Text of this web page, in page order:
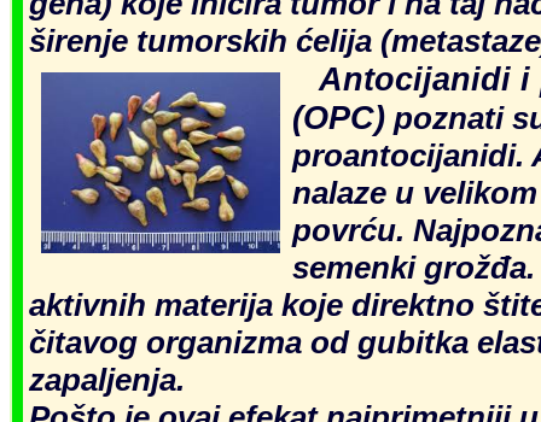
širenje tumorskih ćelija
Antocijanidi i
(OPC) poznati
proantocijanidi.
nalaze u
povrću.
semenki
aktivnih materija koje direktno
čitavog organizma od gubitka
zapaljenja.